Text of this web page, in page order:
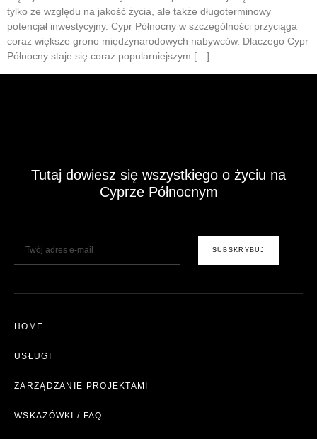
tylko ze względu na jakość życia, ale także długoterminowy
potencjał inwestycyjny. Cypr Północny w szczególności przyciąga
coraz większe grono międzynarodowych nabywców. Dlaczego Cypr
Północny staje się coraz popularniejszym […]
Tutaj dowiesz się wszystkiego o życiu na
Cyprze Północnym
SUBSKRYBUJ
HOME
USŁUGI
ZARZĄDZANIE PROJEKTAMI
WSKAZÓWKI / FAQ